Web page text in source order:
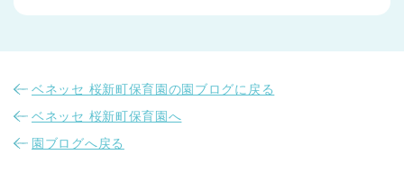
ベネッセ 桜新町保育園の園ブログに戻る
ベネッセ 桜新町保育園へ
園ブログへ戻る